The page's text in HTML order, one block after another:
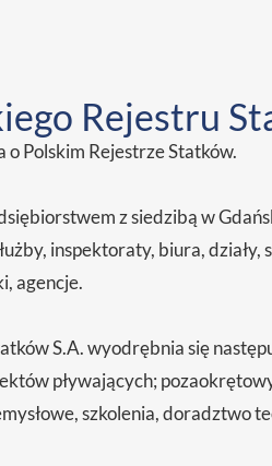
Rejestru
o Polskim Rejestrze Statków.
z siedzibą w
inspektoraty, biura, działy,
agencje.
S.A. wyodrębnia się
pływających;
szkolenia, doradztwo